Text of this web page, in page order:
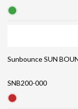
Sunbounce SUN
SNB200-000